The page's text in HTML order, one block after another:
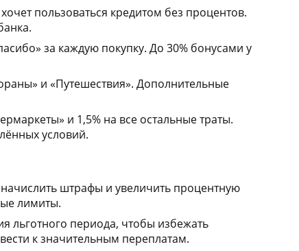
пользоваться кредитом без процентов.
за каждую покупку. До 30% бонусами у
и «Путешествия». Дополнительные
и 1,5% на все остальные траты.
условий.
штрафы и увеличить процентную
лимиты.
льготного периода, чтобы избежать
к значительным переплатам.